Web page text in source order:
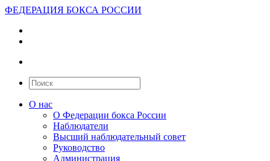
ФЕДЕРАЦИЯ БОКСА РОССИИ
О нас
О Федерации бокса России
Наблюдатели
Высший наблюдательный совет
Руководство
Администрация